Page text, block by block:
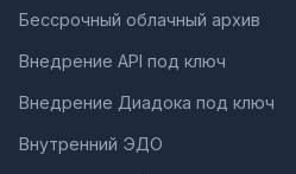
Бессрочный облачный архив
Внедрение API под ключ
Внедрение Диадока под ключ
Внутренний ЭДО